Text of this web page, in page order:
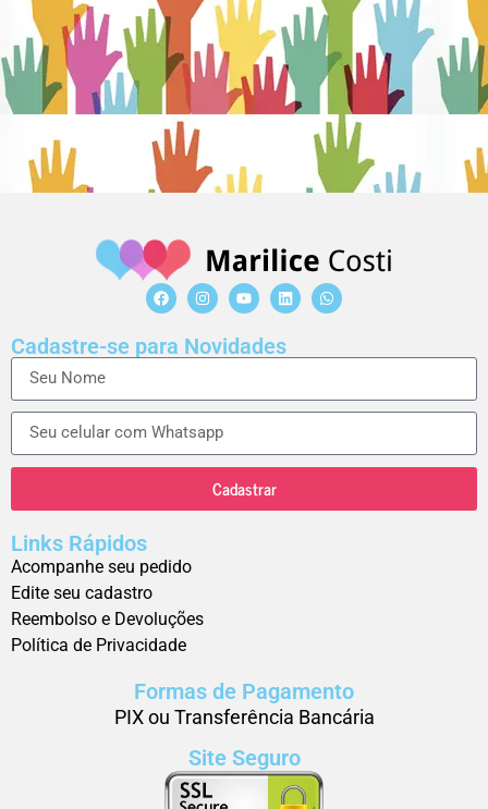
Cadastre-se para Novidades
Cadastrar
Links Rápidos
Acompanhe seu pedido
Edite seu cadastro
Reembolso e Devoluções
Política de Privacidade
Formas de Pagamento
PIX ou Transferência Bancária
Site Seguro